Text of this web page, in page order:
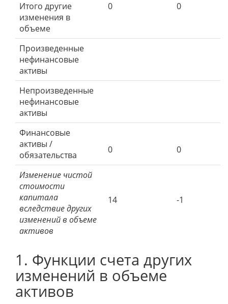
Итого другие
изменения в
объеме
0 0
Произведенные
нефинансовые
активы
Непроизведенные
нефинансовые
активы
Финансовые
активы /
обязательства
0 0
Изменение чистой
стоимости
капитала
вследствие других
изменений в объеме
активов
14 -1
1. Функции счета других
изменений в объеме
активов